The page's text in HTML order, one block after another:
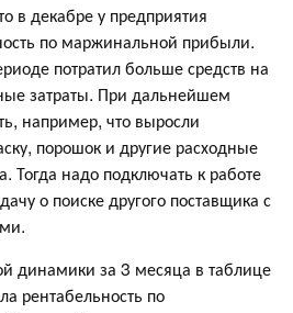
в декабре у предприятия
по маржинальной прибыли.
потратил больше средств на
затраты. При дальнейшем
например, что выросли
порошок и другие расходные
Тогда надо подключать к работе
о поиске другого поставщика с
динамики за 3 месяца в таблице
рентабельность по